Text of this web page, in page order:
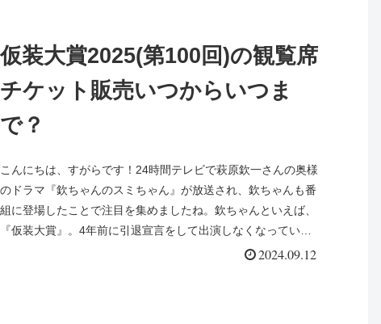
仮装大賞2025(第100回)の観覧席
チケット販売いつからいつま
で？
こんにちは、すがらです！24時間テレビで萩原欽一さんの奥様
のドラマ『欽ちゃんのスミちゃん』が放送され、欽ちゃんも番
組に登場したことで注目を集めましたね。欽ちゃんといえば、
『仮装大賞』。4年前に引退宣言をして出演しなくなっていた
2024.09.12